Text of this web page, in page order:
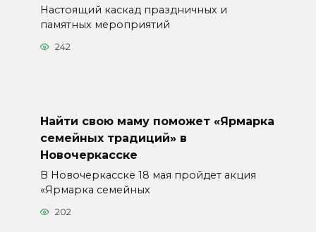
Настоящий каскад праздничных и
памятных мероприятий
242
Найти свою маму поможет «Ярмарка
семейных традиций» в
Новочеркасске
В Новочеркасске 18 мая пройдет акция
«Ярмарка семейных
202